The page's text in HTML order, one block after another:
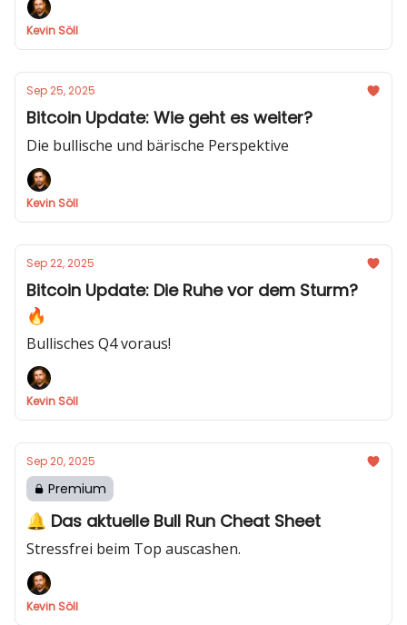
Kevin Söll
Sep 25, 2025
Bitcoin Update: Wie geht es weiter?
Die bullische und bärische Perspektive
Kevin Söll
Sep 22, 2025
Bitcoin Update: Die Ruhe vor dem Sturm?
🔥
Bullisches Q4 voraus!
Kevin Söll
Sep 20, 2025
Premium
🔔 Das aktuelle Bull Run Cheat Sheet
Stressfrei beim Top auscashen.
Kevin Söll